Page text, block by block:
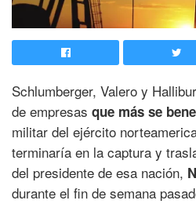
Schlumberger, Valero y
de empresas que más se
militar del ejército
terminaría en la captura y
del presidente de esa nación,
durante el fin de semana